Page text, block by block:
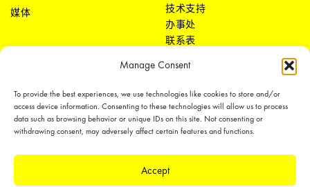
Manage Consent
To provide the best experiences, we use technologies like cookies to store and/or
access device information. Consenting to these technologies will allow us to process
data such as browsing behavior or unique IDs on this site. Not consenting or
withdrawing consent, may adversely affect certain features and functions.
Accept
媒体
技术支持
办事处
联系表
LEDiL Group